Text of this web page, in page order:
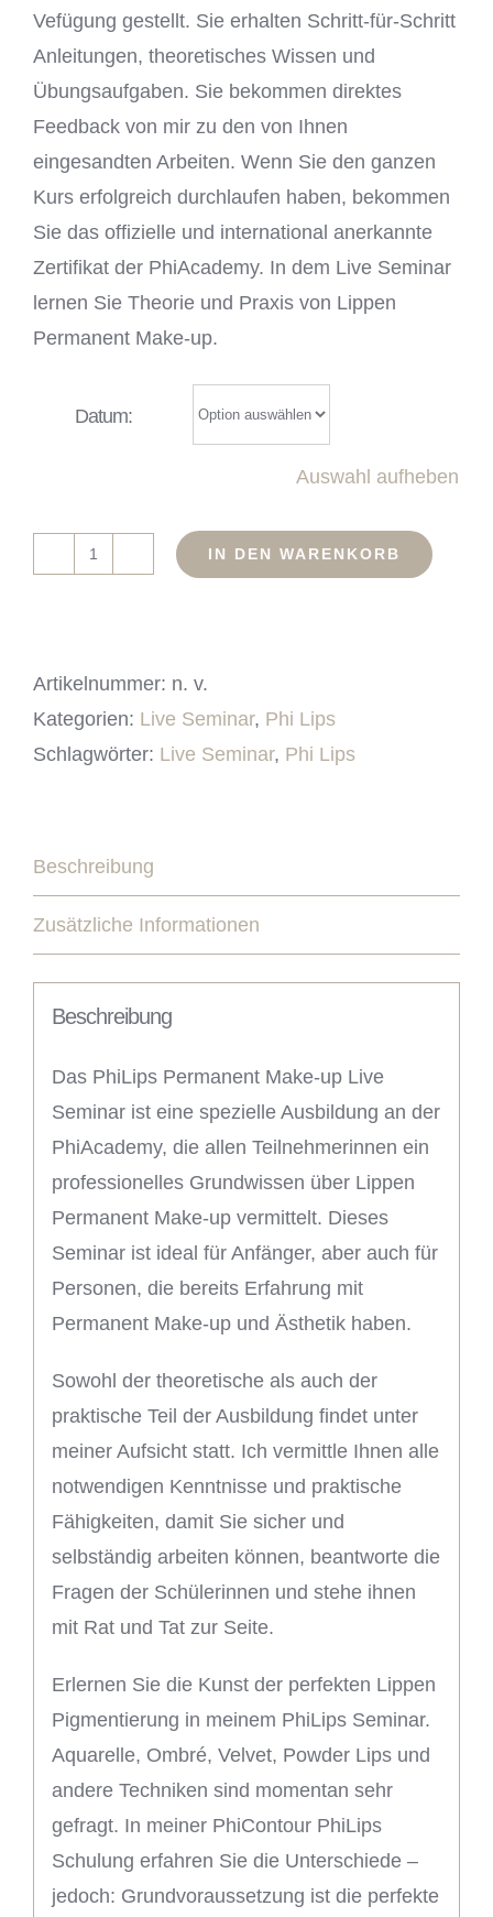
Vefügung gestellt. Sie erhalten Schritt-für-Schritt
Anleitungen, theoretisches Wissen und
Übungsaufgaben. Sie bekommen direktes
Feedback von mir zu den von Ihnen
eingesandten Arbeiten. Wenn Sie den ganzen
Kurs erfolgreich durchlaufen haben, bekommen
Sie das offizielle und international anerkannte
Zertifikat der PhiAcademy. In dem Live Seminar
lernen Sie Theorie und Praxis von Lippen
Permanent Make-up.
Datum:
Auswahl aufheben
PhiLips
up
Live
Seminar
IN DEN WARENKORB
Artikelnummer: n. v.
Kategorien: Live Seminar, Phi Lips
Schlagwörter: Live Seminar, Phi Lips
Beschreibung
Zusätzliche Informationen
Beschreibung
Das PhiLips Permanent Make-up Live
Seminar ist eine spezielle Ausbildung an der
PhiAcademy, die allen Teilnehmerinnen ein
professionelles Grundwissen über Lippen
Permanent Make-up vermittelt. Dieses
Seminar ist ideal für Anfänger, aber auch für
Personen, die bereits Erfahrung mit
Permanent Make-up und Ästhetik haben.
Sowohl der theoretische als auch der
praktische Teil der Ausbildung findet unter
meiner Aufsicht statt. Ich vermittle Ihnen alle
notwendigen Kenntnisse und praktische
Fähigkeiten, damit Sie sicher und
selbständig arbeiten können, beantworte die
Fragen der Schülerinnen und stehe ihnen
mit Rat und Tat zur Seite.
Erlernen Sie die Kunst der perfekten Lippen
Pigmentierung in meinem PhiLips Seminar.
Aquarelle, Ombré, Velvet, Powder Lips und
andere Techniken sind momentan sehr
gefragt. In meiner PhiContour PhiLips
Schulung erfahren Sie die Unterschiede –
jedoch: Grundvoraussetzung ist die perfekte